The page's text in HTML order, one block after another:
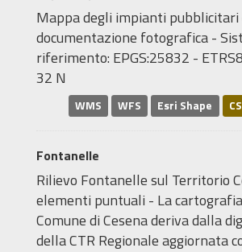
Mappa degli impianti
documentazione fotografica -
riferimento: EPGS:25832 -
32 N
WMS WFS Esri Shape
Fontanelle
Rilievo Fontanelle sul Territorio
elementi puntuali - La
Comune di Cesena deriva dalla
della CTR Regionale aggiornata